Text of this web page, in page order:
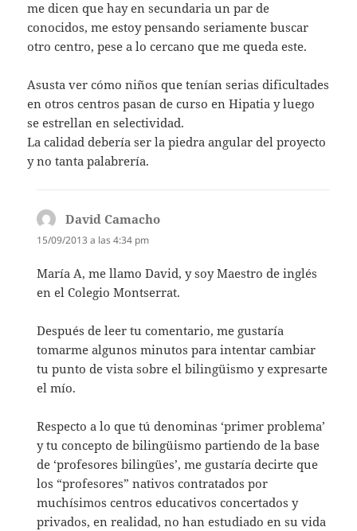
me dicen que hay en secundaria un par de
conocidos, me estoy pensando seriamente buscar
otro centro, pese a lo cercano que me queda este.
Asusta ver cómo niños que tenían serias dificultades
en otros centros pasan de curso en Hipatia y luego
se estrellan en selectividad.
La calidad debería ser la piedra angular del proyecto
y no tanta palabrería.
David Camacho
15/09/2013 a las 4:34 pm
María A, me llamo David, y soy Maestro de inglés
en el Colegio Montserrat.
Después de leer tu comentario, me gustaría
tomarme algunos minutos para intentar cambiar
tu punto de vista sobre el bilingüismo y expresarte
el mío.
Respecto a lo que tú denominas ‘primer problema’
y tu concepto de bilingüismo partiendo de la base
de ‘profesores bilingües’, me gustaría decirte que
los “profesores” nativos contratados por
muchísimos centros educativos concertados y
privados, en realidad, no han estudiado en su vida